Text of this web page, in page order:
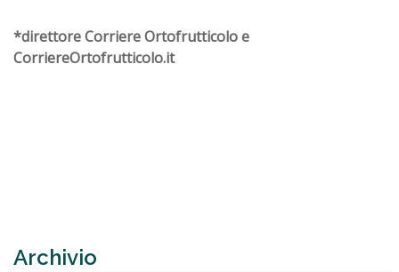
*direttore Corriere Ortofrutticolo e
CorriereOrtofrutticolo.it
Archivio